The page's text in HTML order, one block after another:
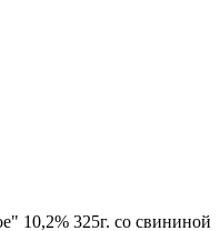
10,2% 325г. со свининой